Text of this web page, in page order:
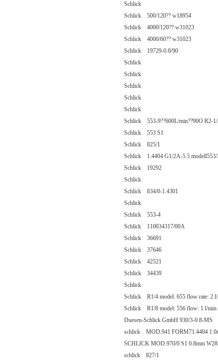
Schlick
Schlick 500/120?? w18954
Schlick 4000/120?? w31023
Schlick 4000/60?? w31023
Schlick 19729-0.8/90
Schlick
Schlick
Schlick
Schlick
Schlick
Schlick 553-9??600L/min??90O R2-
Schlick 553 S1
Schlick 825/1
Schlick 1.4404 G1/2A-5.5 modell553/
Schlick 19292
Schlick
Schlick 834/0-1.4301
Schlick
Schlick 553-4
Schlick 110034317/00A
Schlick 36691
Schlick 37646
Schlick 42521
Schlick 34439
Schlick
Schlick R1/4 model: 655 flow rate: 2 l/
Schlick R1/8 model: 556 flow: 1 l/min
Duesen-Schlick GmbH 930/3-0.8-MS
schlick MOD.941 FORM71.4404
SCHLICK MOD.970/0 S1 0.8mm
schlick 827/1